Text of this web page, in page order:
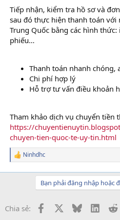
Tiếp nhận, kiểm tra hồ sơ và
sau đó thực hiện thanh toán
Trung Quốc bằng các hình
phiếu…
Thanh toán nhanh chóng,
Chi phí hợp lý
Hỗ trợ tư vấn điều khoản
Tham khảo dịch vụ chuyển tiền
https://
chuyen-tien-quoc-te-uy-tin.html
R
a
o
n
Ninhdhc
Bạn phải đăng nhập hoặc
Chia sẻ: Facebook Bluesky